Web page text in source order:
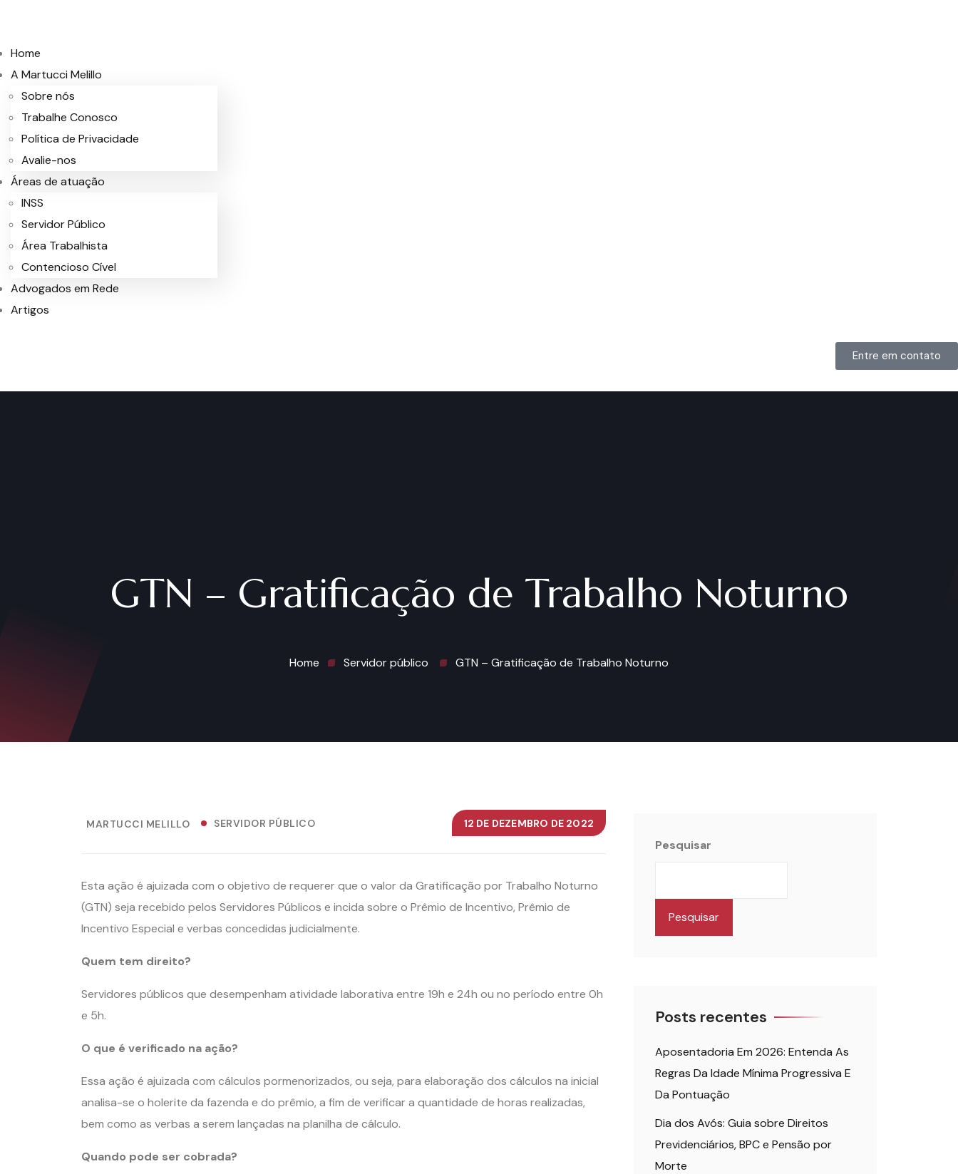
Home
A Martucci Melillo
Sobre nós
Trabalhe Conosco
Política de Privacidade
Avalie-nos
Áreas de atuação
INSS
Servidor Público
Área Trabalhista
Contencioso Cível
Advogados em Rede
Artigos
Entre em contato
GTN – Gratificação de Trabalho Noturno
Home Servidor público GTN – Gratificação de Trabalho Noturno
MARTUCCI MELILLO SERVIDOR PÚBLICO 12 DE DEZEMBRO DE 2022
Esta ação é ajuizada com o objetivo de requerer que o valor da Gratificação por Trabalho Noturno
(GTN) seja recebido pelos Servidores Públicos e incida sobre o Prêmio de Incentivo, Prêmio de
Incentivo Especial e verbas concedidas judicialmente.
Quem tem direito?
Servidores públicos que desempenham atividade laborativa entre 19h e 24h ou no período entre 0h
e 5h.
O que é verificado na ação?
Essa ação é ajuizada com cálculos pormenorizados, ou seja, para elaboração dos cálculos na inicial
analisa-se o holerite da fazenda e do prêmio, a fim de verificar a quantidade de horas realizadas,
bem como as verbas a serem lançadas na planilha de cálculo.
Quando pode ser cobrada?
Pesquisar
Pesquisar
Posts recentes
Aposentadoria Em 2026: Entenda As
Regras Da Idade Mínima Progressiva E
Da Pontuação
Dia dos Avós: Guia sobre Direitos
Previdenciários, BPC e Pensão por
Morte